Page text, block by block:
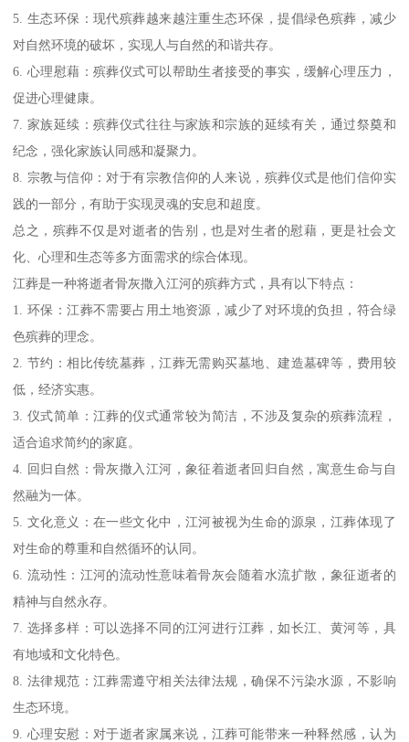
5. 生态环保：现代殡葬越来越注重生态环保，提倡绿色殡葬，减少
对自然环境的破坏，实现人与自然的和谐共存。
6. 心理慰藉：殡葬仪式可以帮助生者接受的事实，缓解心理压力，
促进心理健康。
7. 家族延续：殡葬仪式往往与家族和宗族的延续有关，通过祭奠和
纪念，强化家族认同感和凝聚力。
8. 宗教与信仰：对于有宗教信仰的人来说，殡葬仪式是他们信仰实
践的一部分，有助于实现灵魂的安息和超度。
总之，殡葬不仅是对逝者的告别，也是对生者的慰藉，更是社会文
化、心理和生态等多方面需求的综合体现。
江葬是一种将逝者骨灰撒入江河的殡葬方式，具有以下特点：
1. 环保：江葬不需要占用土地资源，减少了对环境的负担，符合绿
色殡葬的理念。
2. 节约：相比传统墓葬，江葬无需购买墓地、建造墓碑等，费用较
低，经济实惠。
3. 仪式简单：江葬的仪式通常较为简洁，不涉及复杂的殡葬流程，
适合追求简约的家庭。
4. 回归自然：骨灰撒入江河，象征着逝者回归自然，寓意生命与自
然融为一体。
5. 文化意义：在一些文化中，江河被视为生命的源泉，江葬体现了
对生命的尊重和自然循环的认同。
6. 流动性：江河的流动性意味着骨灰会随着水流扩散，象征逝者的
精神与自然永存。
7. 选择多样：可以选择不同的江河进行江葬，如长江、黄河等，具
有地域和文化特色。
8. 法律规范：江葬需遵守相关法律法规，确保不污染水源，不影响
生态环境。
9. 心理安慰：对于逝者家属来说，江葬可能带来一种释然感，认为